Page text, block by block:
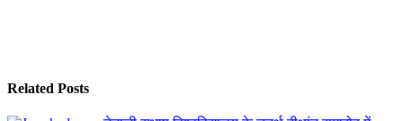
Related Posts